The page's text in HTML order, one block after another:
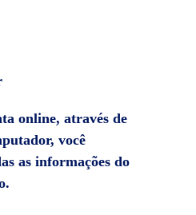
online, através de
você
as informações do